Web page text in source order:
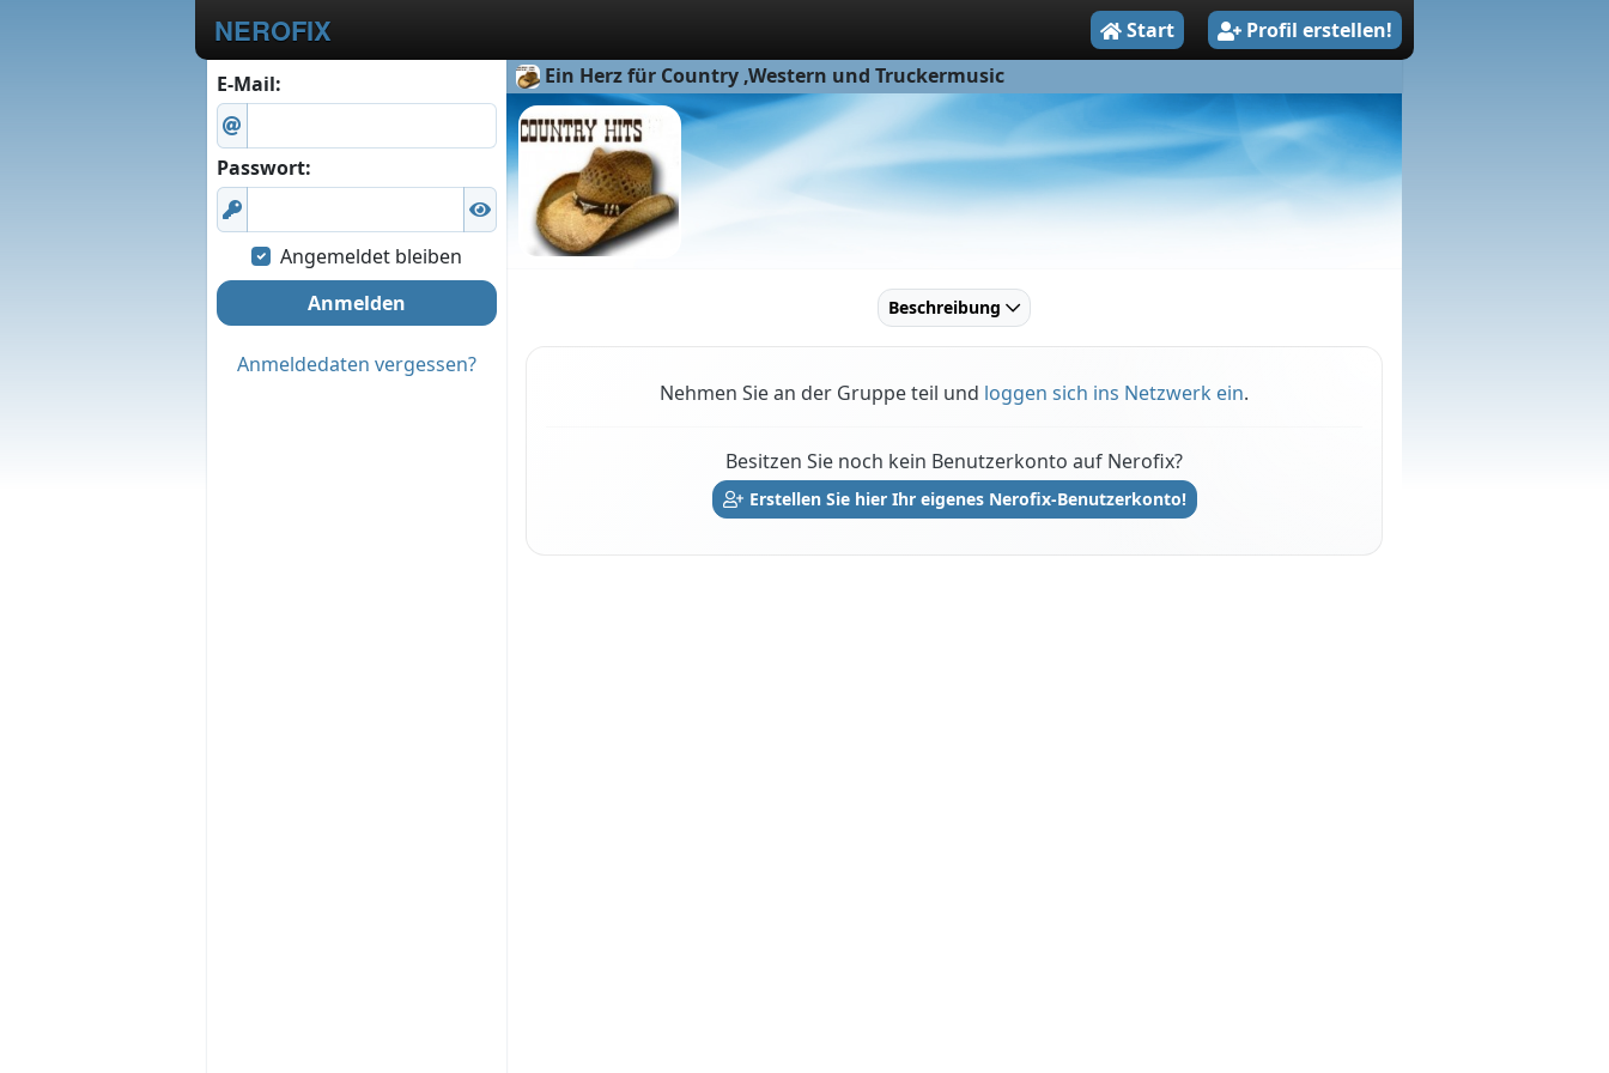
NEROFIX Start Profil erstellen!
E-Mail:
Passwort:
Angemeldet bleiben
Anmelden
Anmeldedaten vergessen?
Ein Herz für Country ,Western und Truckermusic
Beschreibung
Nehmen Sie an der Gruppe teil und loggen sich ins Netzwerk ein.
Besitzen Sie noch kein Benutzerkonto auf Nerofix?
Erstellen Sie hier Ihr eigenes Nerofix-Benutzerkonto!